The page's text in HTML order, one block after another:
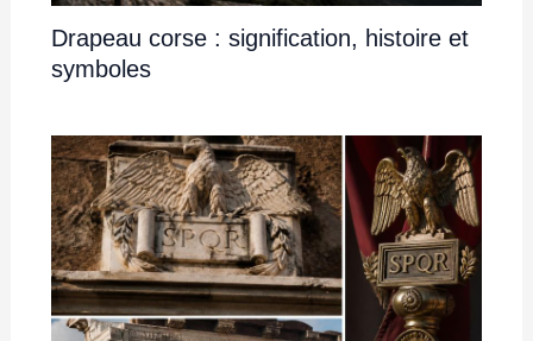
Drapeau corse : signification, histoire et
symboles